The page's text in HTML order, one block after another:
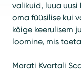
valikuid, luua
oma füüsilise kui
kõige keerulisem
loomine, mis
Marati Kvartali